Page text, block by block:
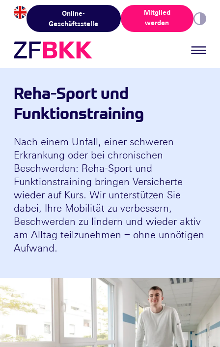
Skip to the contentOnline-
Geschäftsstelle
Mitglied
werden
Reha-Sport und
Funktionstraining
Nach einem Unfall, einer schweren
Erkrankung oder bei chronischen
Beschwerden: Reha-Sport und
Funktionstraining bringen Versicherte
wieder auf Kurs. Wir unterstützen Sie
dabei, Ihre Mobilität zu verbessern,
Beschwerden zu lindern und wieder aktiv
am Alltag teilzunehmen – ohne unnötigen
Aufwand.